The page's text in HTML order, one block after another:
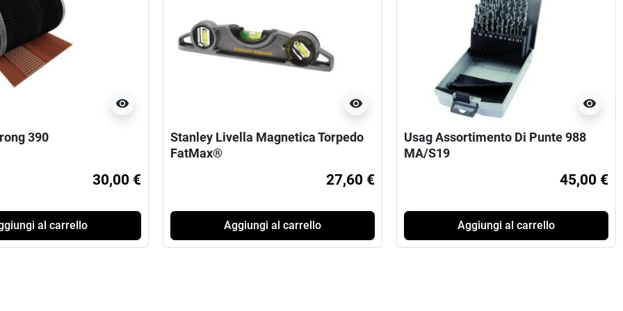
visibility
390
30,00 €
al carrello
visibility
Stanley Livella Magnetica Torpedo
FatMax®
27,60 €
Aggiungi al carrello
visibility
Usag Assortimento Di Punte 988
MA/S19
45,00 €
Aggiungi al carrello